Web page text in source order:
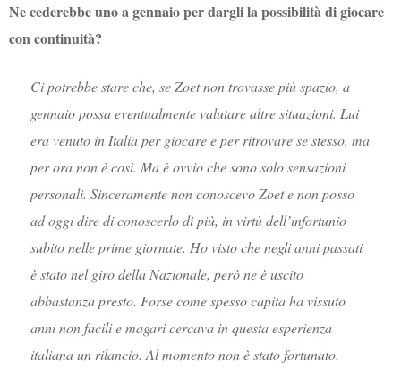
Ne cederebbe uno a gennaio per dargli la possibilità di giocare
con continuità?
Ci potrebbe stare che, se Zoet non trovasse più spazio, a
gennaio possa eventualmente valutare altre situazioni. Lui
era venuto in Italia per giocare e per ritrovare se stesso, ma
per ora non è così. Ma è ovvio che sono solo sensazioni
personali. Sinceramente non conoscevo Zoet e non posso
ad oggi dire di conoscerlo di più, in virtù dell’infortunio
subito nelle prime giornate. Ho visto che negli anni passati
è stato nel giro della Nazionale, però ne è uscito
abbastanza presto. Forse come spesso capita ha vissuto
anni non facili e magari cercava in questa esperienza
italiana un rilancio. Al momento non è stato fortunato.